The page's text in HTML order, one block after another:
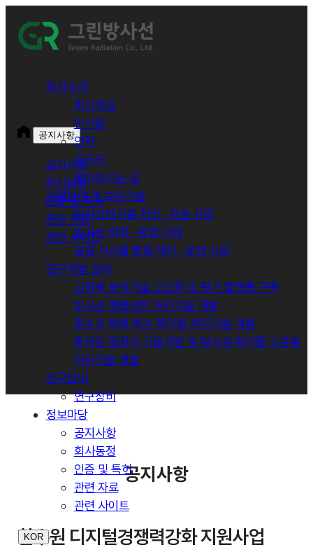
그
회사소개
회사개요
인사말
연혁
조직도
찾아오시는 길
사업분야 및 보유기술
방사성폐기물 처리 · 처분 사업
방사선 화학 · 환경 사업
공정 시스템 통합 제어 · 운전 사업
연구개발 분야
고화체 분석기술 고도화 및 평가 플랫폼 구축
방사성 폐활성탄 처리기술 개발
중수로 해체 특수 폐기물 처리기술 개발
중저온 열처리 기술개발 및 방사성 폐기물 고감용
처리기술 개발
연구장비
연구장비
정보마당
공지사항
회사동정
인증 및 특허
관련 자료
관련 사이트
KOR
공지사항
공지사항
회사동정
인증 및 특허
관련 자료
관련 사이트
공지사항
한수원 디지털경쟁력강화 지원사업